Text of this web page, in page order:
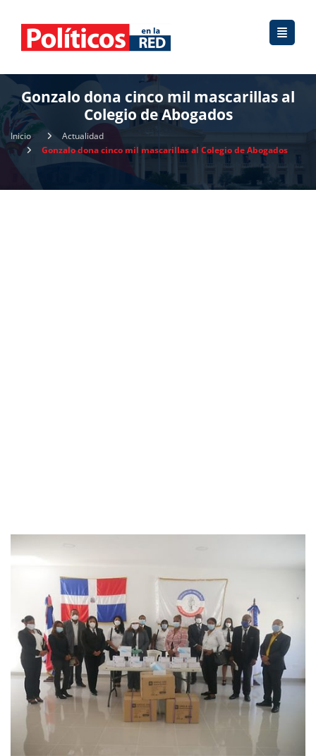
Gonzalo dona cinco mil mascarillas al
Colegio de Abogados
Inicio
Actualidad
Gonzalo dona cinco mil mascarillas al Colegio de Abogados